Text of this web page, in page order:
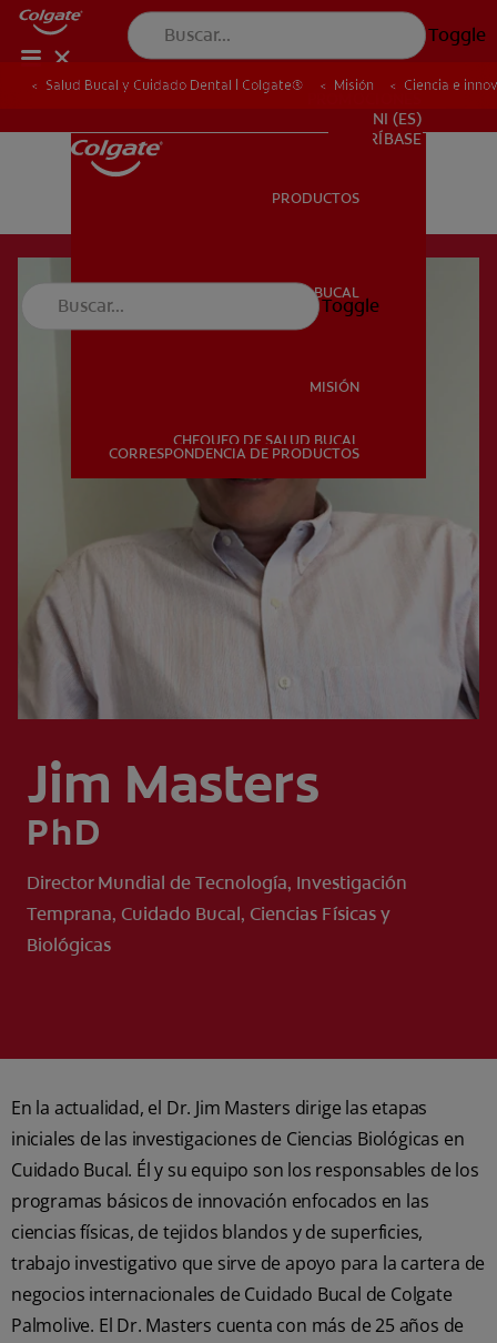
Toggle
SALUD BUCAL
CHEQUEO DE SALUD BUCAL
CORRESPONDENCIA DE PRODUCTOS
NI (ES)
NI (ES)
SUSCRÍBASE
PRODUCTOS
SALUD BUCAL
MISIÓN
CHEQUEO DE SALUD BUCAL
CORRESPONDENCIA DE PRODUCTOS
Toggle
Salud Bucal y Cuidado Dental | Colgate® Misión Ciencia e
Jim Masters
PhD
Director Mundial de Tecnología, Investigación
Temprana, Cuidado Bucal, Ciencias Físicas y
Biológicas
En la actualidad, el Dr. Jim Masters dirige las etapas
iniciales de las investigaciones de Ciencias Biológicas en
Cuidado Bucal. Él y su equipo son los responsables de los
programas básicos de innovación enfocados en las
ciencias físicas, de tejidos blandos y de superficies,
trabajo investigativo que sirve de apoyo para la cartera de
negocios internacionales de Cuidado Bucal de Colgate
Palmolive. El Dr. Masters cuenta con más de 25 años de